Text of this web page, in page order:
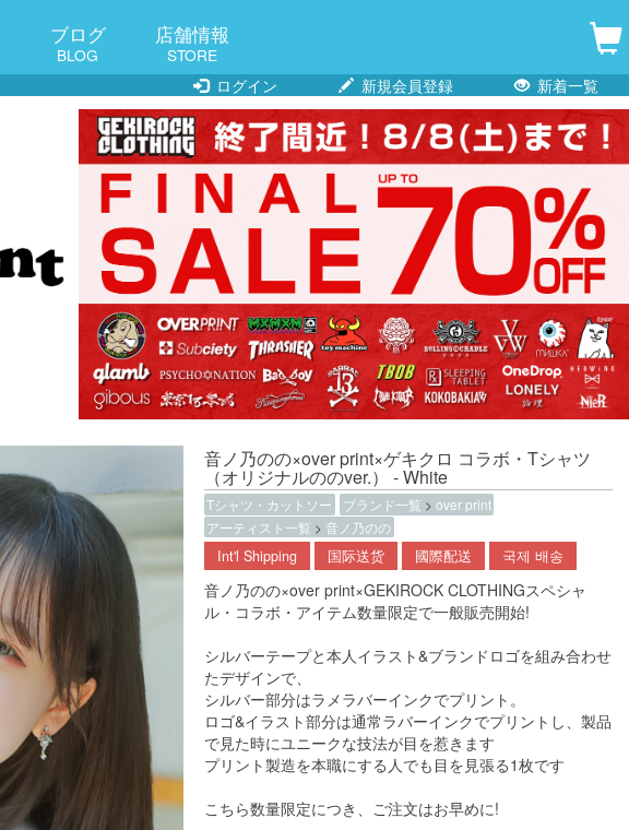
ブログ
BLOG
店舗情報
STORE
ログイン
新規会員登録 新着一覧
音ノ乃のの×over print×ゲキクロ コラボ・Tシャツ
（オリジナルののver.） - White
Tシャツ・カットソー ブランド一覧 > over print
アーティスト一覧 >音ノ乃のの
Int'l Shipping 国际送货 國際配送 국제 배송
音ノ乃のの×over print×GEKIROCK CLOTHINGスペシャ
ル・コラボ・アイテム数量限定で一般販売開始!
シルバーテープと本人イラスト&ブランドロゴを組み合わせ
たデザインで、
シルバー部分はラメラバーインクでプリント。
ロゴ&イラスト部分は通常ラバーインクでプリントし、製品
で見た時にユニークな技法が目を惹きます
プリント製造を本職にする人でも目を見張る1枚です
こちら数量限定につき、ご注文はお早めに!